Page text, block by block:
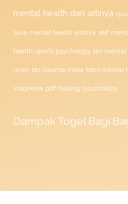
mental health dan artinya
save mental health artinya self
health sports psychology tes mental
unair tes trauma masa kecil mental
indonesia pdf trading psychology
DampakTogelBagi